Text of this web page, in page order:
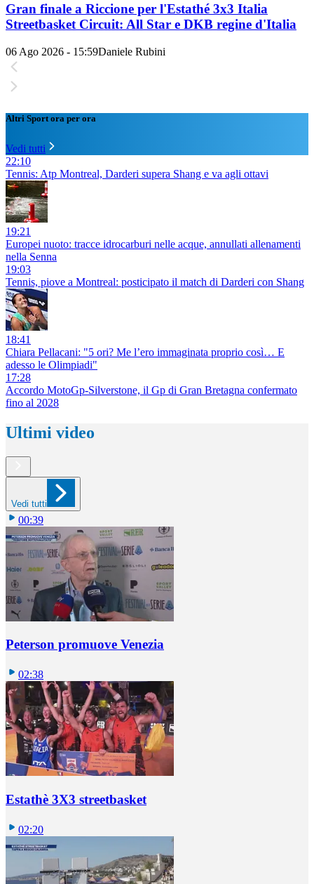
Gran finale a Riccione per l'Estathé 3x3 Italia
Streetbasket Circuit: All Star e DKB regine d'Italia
06 Ago 2026 - 15:59Daniele Rubini
Altri Sport ora per ora
Vedi tutti
22:10
Tennis: Atp Montreal, Darderi supera Shang e va agli ottavi
19:21
Europei nuoto: tracce idrocarburi nelle acque, annullati allenamenti
nella Senna
19:03
Tennis, piove a Montreal: posticipato il match di Darderi con Shang
18:41
Chiara Pellacani: "5 ori? Me l’ero immaginata proprio così… E
adesso le Olimpiadi"
17:28
Accordo MotoGp-Silverstone, il Gp di Gran Bretagna confermato
fino al 2028
Ultimi video
Vedi tutti
00:39
Peterson promuove Venezia
02:38
Estathè 3X3 streetbasket
02:20